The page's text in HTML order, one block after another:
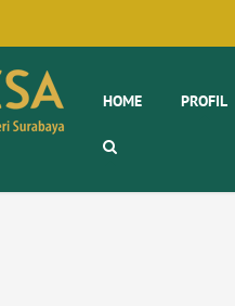
HOME PROFIL